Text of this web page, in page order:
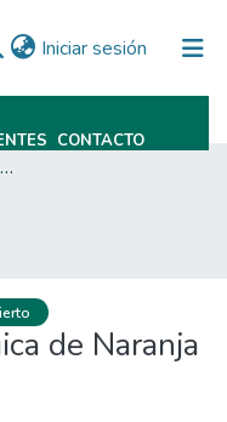
Iniciar sesión (current)
CONTACTO
Trabajos Finales De Grado Y Posgrado
de Naranja